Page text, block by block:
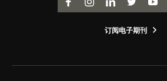
FACEBOOK
INSTAGRAM
LINKEDINTWITTER
订阅电子期刊